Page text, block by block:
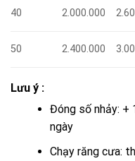
40 2.000.000
50 2.400.000
Lưu ý :
Đóng số nhảy: +
ngày
Chạy răng cưa: